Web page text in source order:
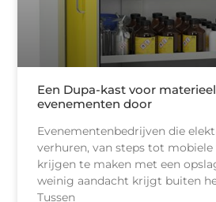
Een Dupa-kast voor
evenementen door
Evenementenbedrijven die
verhuren, van steps tot
krijgen te maken met een
weinig aandacht krijgt buiten
Tussen